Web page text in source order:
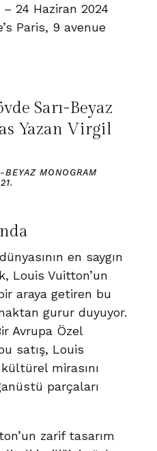
– 24 Haziran 2024
Paris, 9 avenue
BEYAZ MONOGRAM
en saygın
Louis Vuitton’un
araya getiren bu
gurur duyuyor.
Avrupa Özel
satış, Louis
mirasını
parçaları
zarif tasarım